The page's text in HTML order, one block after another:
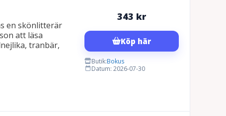
en skönlitterär
att läsa
tranbär,
343 kr
Köp här
Butik:Bokus
Datum: 2026-07-30